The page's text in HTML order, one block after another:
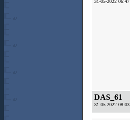
31-05-2022 06:47
DAS_61
31-05-2022 08:03